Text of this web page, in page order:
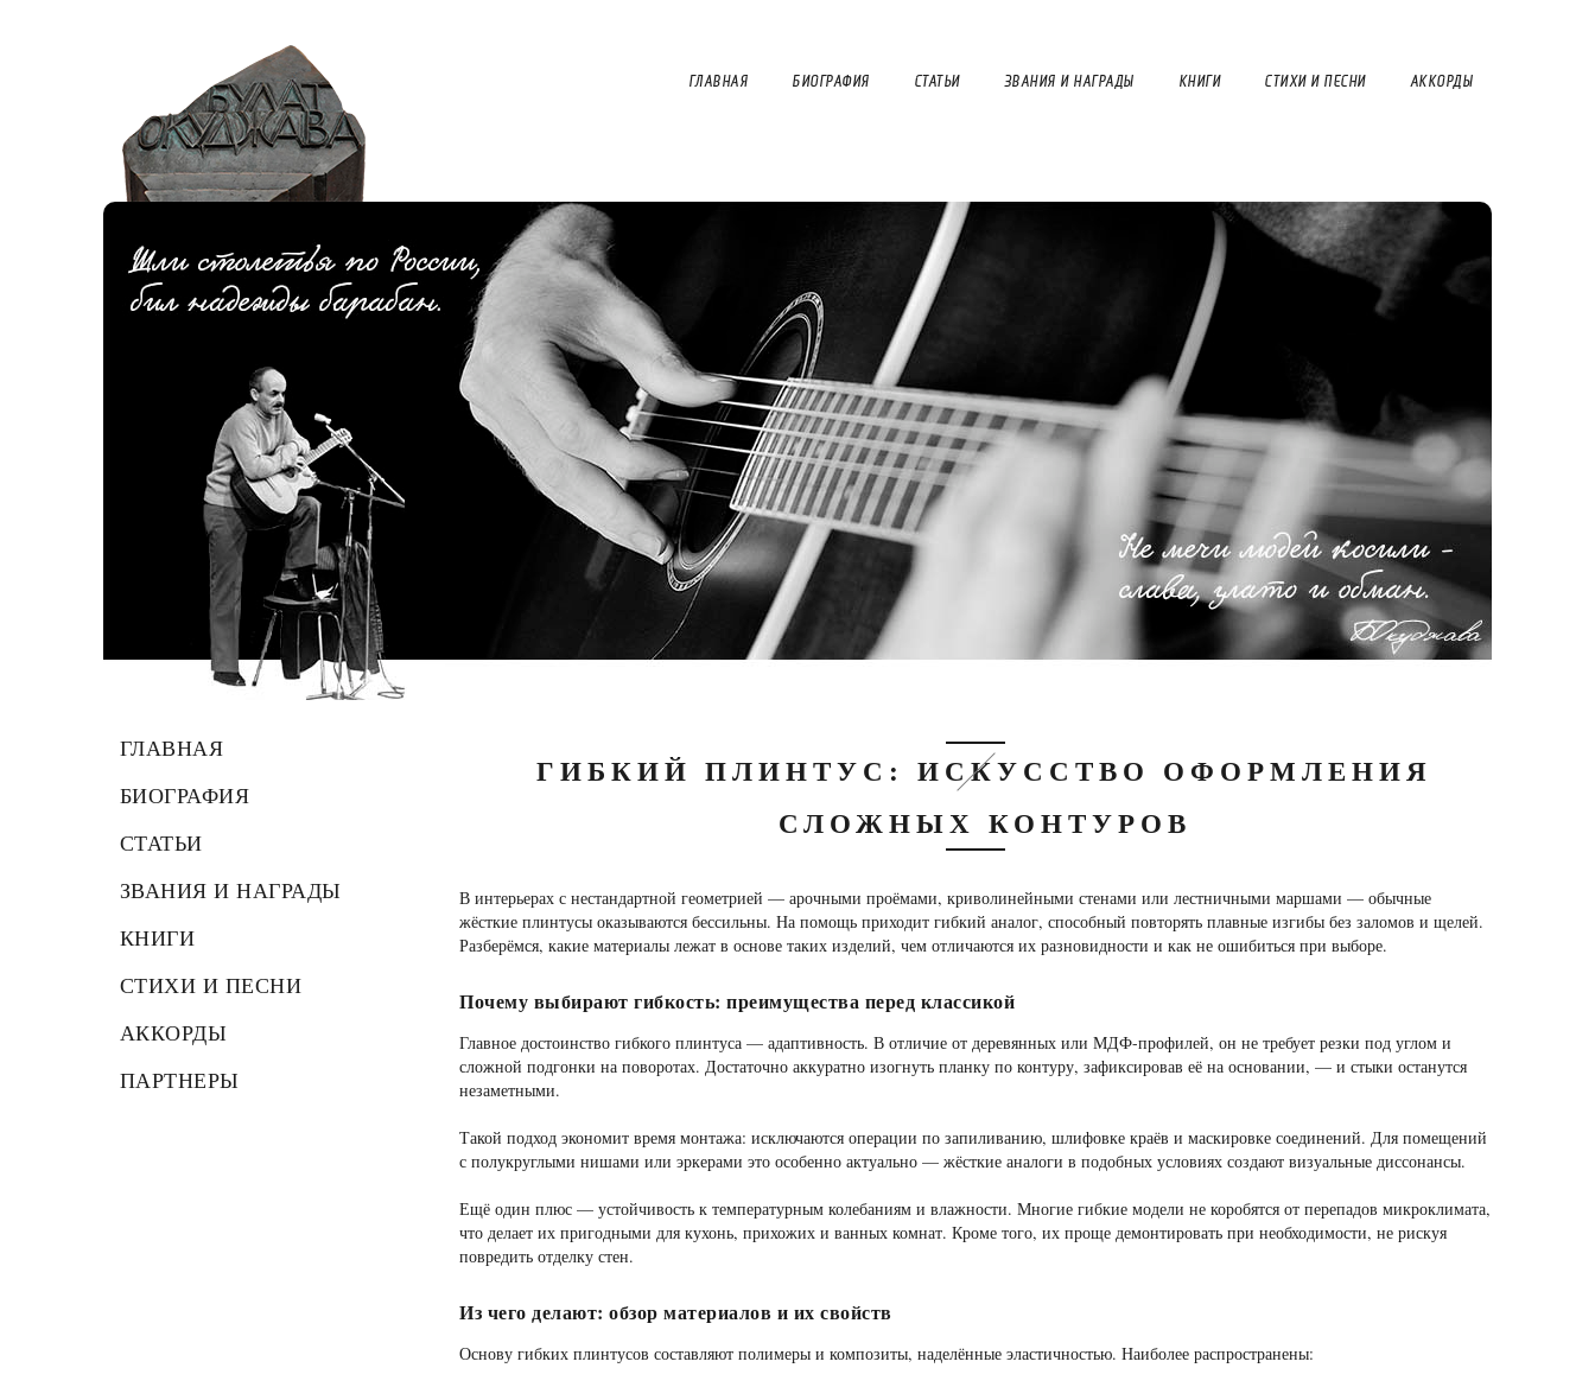
ГЛАВНАЯ БИОГРАФИЯ СТАТЬИ ЗВАНИЯ И НАГРАДЫ КНИГИ СТИХИ И ПЕСНИ АККОРДЫ
ГЛАВНАЯ
БИОГРАФИЯ
СТАТЬИ
ЗВАНИЯ И НАГРАДЫ
КНИГИ
СТИХИ И ПЕСНИ
АККОРДЫ
ПАРТНЕРЫ
ГИБКИЙ ПЛИНТУС: ИСКУССТВО ОФОРМЛЕНИЯ
СЛОЖНЫХ КОНТУРОВ
В интерьерах с нестандартной геометрией — арочными проёмами, криволинейными стенами или лестничными маршами — обычные
жёсткие плинтусы оказываются бессильны. На помощь приходит гибкий аналог, способный повторять плавные изгибы без заломов и щелей.
Разберёмся, какие материалы лежат в основе таких изделий, чем отличаются их разновидности и как не ошибиться при выборе.
Почему выбирают гибкость: преимущества перед классикой
Главное достоинство гибкого плинтуса — адаптивность. В отличие от деревянных или МДФ-профилей, он не требует резки под углом и
сложной подгонки на поворотах. Достаточно аккуратно изогнуть планку по контуру, зафиксировав её на основании, — и стыки останутся
незаметными.
Такой подход экономит время монтажа: исключаются операции по запиливанию, шлифовке краёв и маскировке соединений. Для помещений
с полукруглыми нишами или эркерами это особенно актуально — жёсткие аналоги в подобных условиях создают визуальные диссонансы.
Ещё один плюс — устойчивость к температурным колебаниям и влажности. Многие гибкие модели не коробятся от перепадов микроклимата,
что делает их пригодными для кухонь, прихожих и ванных комнат. Кроме того, их проще демонтировать при необходимости, не рискуя
повредить отделку стен.
Из чего делают: обзор материалов и их свойств
Основу гибких плинтусов составляют полимеры и композиты, наделённые эластичностью. Наиболее распространены: